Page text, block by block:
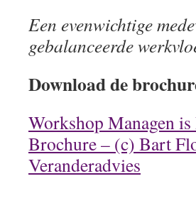
Een evenwichtige
gebalanceerde
Download de
Workshop Managen
Brochure – (c) Bart
Veranderadvies